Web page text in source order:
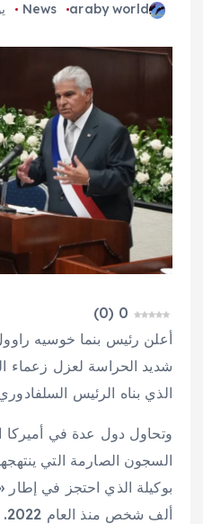
araby world
News
0
(
0
)
أعلن رئيس بنما خوسيه
شديد الحراسة لعزل زعماء
الذي بناه الرئيس
وتحاول دول عدة في أميركا
السجون الصارمة التي
ألف شخص منذ العام 2022.